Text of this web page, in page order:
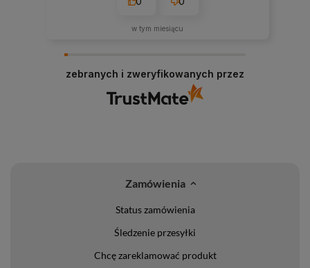
w tym miesiącu
zebranych i zweryfikowanych przez
Zamówienia
Status zamówienia
Śledzenie przesyłki
Chcę zareklamować produkt